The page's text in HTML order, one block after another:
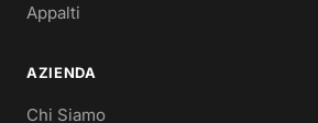
Appalti
AZIENDA
Chi Siamo